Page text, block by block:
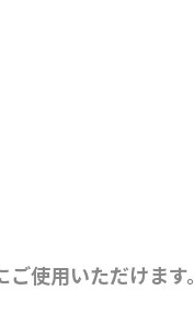
使用いただけます。